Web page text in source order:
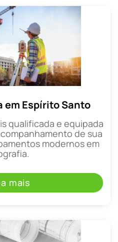
em Espírito Santo
qualificada e equipada
de sua
modernos em
mais